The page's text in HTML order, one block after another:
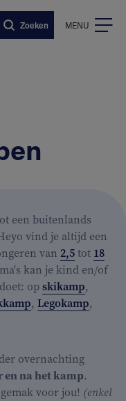
Zoeken MENU
een buitenlands
vind je altijd een
van 2,5tot 18
kan je kind en/of
opskikamp,
, Legokamp,
overnachting
en na het kamp.
voor jou! (enkel